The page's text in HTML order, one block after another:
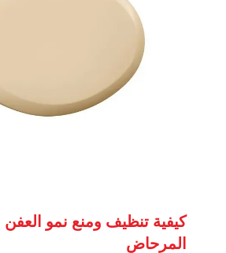
كيفية تنظيف ومنع نمو
المرحاض